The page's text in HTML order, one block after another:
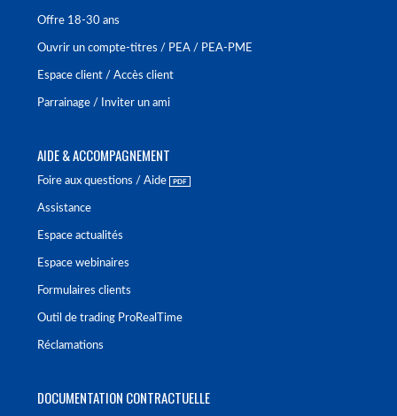
Offre 18-30 ans
Ouvrir un compte-titres / PEA / PEA-PME
Espace client / Accès client
Parrainage / Inviter un ami
AIDE & ACCOMPAGNEMENT
Foire aux questions / Aide
Assistance
Espace actualités
Espace webinaires
Formulaires clients
Outil de trading ProRealTime
Réclamations
DOCUMENTATION CONTRACTUELLE